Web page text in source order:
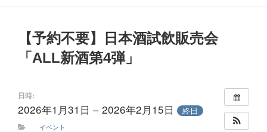
【予約不要】日本酒試飲販売会
「ALL新酒第4弾」
日時:
2026年1月31日 – 2026年2月15日 終日
イベント